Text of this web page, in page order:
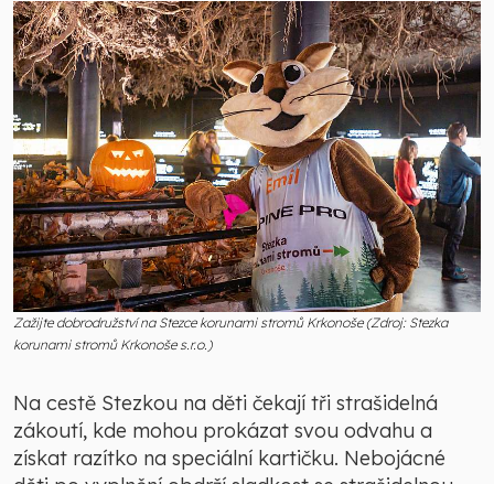
Zažijte dobrodružství na Stezce korunami stromů Krkonoše (Zdroj: Stezka
korunami stromů Krkonoše s.r.o.)
Na cestě Stezkou na děti čekají tři strašidelná
zákoutí, kde mohou prokázat svou odvahu a
získat razítko na speciální kartičku. Nebojácné